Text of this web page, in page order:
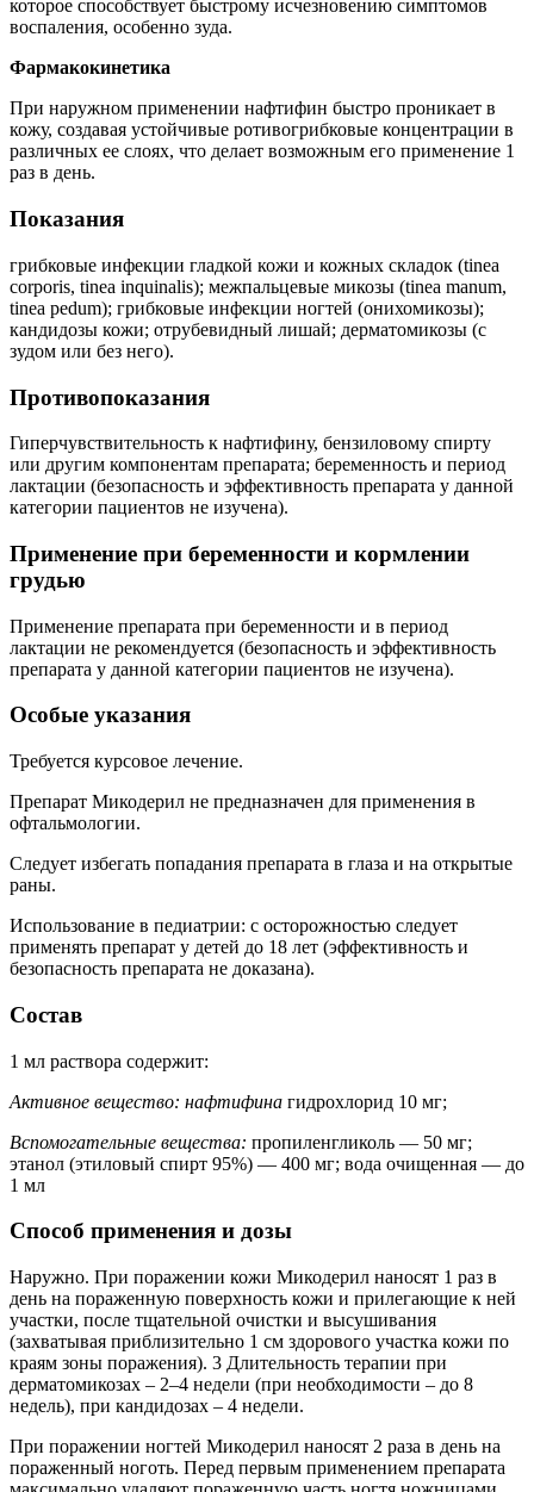
которое способствует быстрому исчезновению симптомов
воспаления, особенно зуда.
Фармакокинетика
При наружном применении нафтифин быстро проникает в
кожу, создавая устойчивые ротивогрибковые концентрации в
различных ее слоях, что делает возможным его применение 1
раз в день.
Показания
грибковые инфекции гладкой кожи и кожных складок (tinea
corporis, tinea inquinalis); межпальцевые микозы (tinea manum,
tinea pedum); грибковые инфекции ногтей (онихомикозы);
кандидозы кожи; отрубевидный лишай; дерматомикозы (с
зудом или без него).
Противопоказания
Гиперчувствительность к нафтифину, бензиловому спирту
или другим компонентам препарата; беременность и период
лактации (безопасность и эффективность препарата у данной
категории пациентов не изучена).
Применение при беременности и кормлении
грудью
Применение препарата при беременности и в период
лактации не рекомендуется (безопасность и эффективность
препарата у данной категории пациентов не изучена).
Особые указания
Требуется курсовое лечение.
Препарат Микодерил не предназначен для применения в
офтальмологии.
Следует избегать попадания препарата в глаза и на открытые
раны.
Использование в педиатрии: с осторожностью следует
применять препарат у детей до 18 лет (эффективность и
безопасность препарата не доказана).
Состав
1 мл раствора содержит:
Активное вещество: нафтифина гидрохлорид 10 мг;
Вспомогательные вещества: пропиленгликоль — 50 мг;
этанол (этиловый спирт 95%) — 400 мг; вода очищенная — до
1 мл
Способ применения и дозы
Наружно. При поражении кожи Микодерил наносят 1 раз в
день на пораженную поверхность кожи и прилегающие к ней
участки, после тщательной очистки и высушивания
(захватывая приблизительно 1 см здорового участка кожи по
краям зоны поражения). 3 Длительность терапии при
дерматомикозах – 2–4 недели (при необходимости – до 8
недель), при кандидозах – 4 недели.
При поражении ногтей Микодерил наносят 2 раза в день на
пораженный ноготь. Перед первым применением препарата